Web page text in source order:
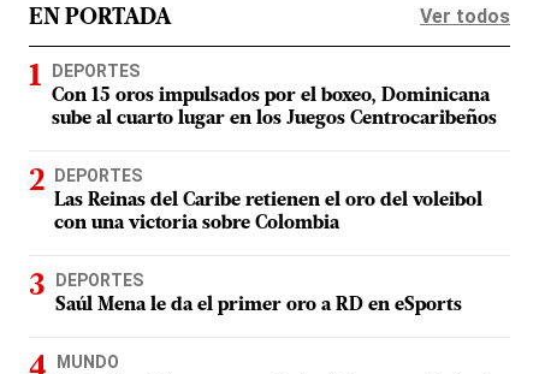
EN PORTADA Ver todos
DEPORTES
Con 15 oros impulsados por el boxeo, Dominicana
sube al cuarto lugar en los Juegos Centrocaribeños
DEPORTES
Las Reinas del Caribe retienen el oro del voleibol
con una victoria sobre Colombia
DEPORTES
Saúl Mena le da el primer oro a RD en eSports
MUNDO